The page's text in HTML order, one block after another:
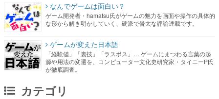
なんでゲームは面白い？
ゲーム開発者・hamatsu氏がゲームの魅力を画面や操作の具体的
な形から解き明かしていく、硬派で骨太な評論連載です。
ゲームが変えた日本語
「経験値」「裏技」「ラスボス」… ゲームにまつわる言葉の起
源や用法の変遷を、コンピューター文化史研究家・タイニーP氏
が徹底調査。
カテゴリ